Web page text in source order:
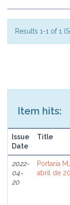
Results 1-1 of 1
Item hits:
Issue
Date
Title
2022-
04-
20
Portaria
abril de